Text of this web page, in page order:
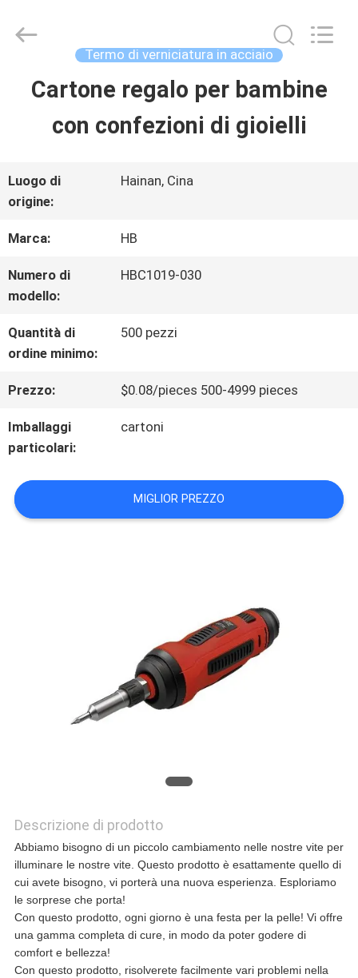
CASA.
SU
DI
NOI
VISITA
DELLA
PREVENTIVO
MAPPA
DEL
SITO
Electric
Termo di verniciatura in acciaio
Cartone regalo per bambine
con confezioni di gioielli
Luogo di
origine:
Hainan, Cina
Marca: HB
Numero di
modello:
HBC1019-030
Quantità di
ordine minimo:
500 pezzi
Prezzo: $0.08/pieces 500-4999 pieces
Imballaggi
particolari:
cartoni
MIGLIOR PREZZO
Descrizione di prodotto
Abbiamo bisogno di un piccolo cambiamento nelle nostre vite per
illuminare le nostre vite. Questo prodotto è esattamente quello di
cui avete bisogno, vi porterà una nuova esperienza. Esploriamo
le sorprese che porta!
Con questo prodotto, ogni giorno è una festa per la pelle! Vi offre
una gamma completa di cure, in modo da poter godere di
comfort e bellezza!
Con questo prodotto, risolverete facilmente vari problemi nella